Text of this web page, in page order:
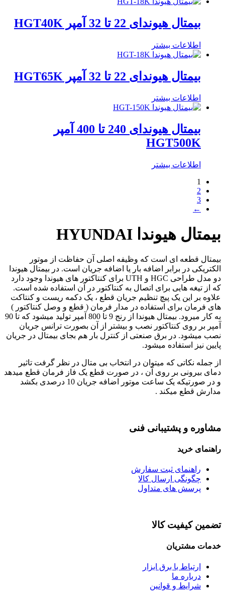
بیمتال هیوندای 22 تا 32 آمپر HGT40K
اطلاعات بیشتر
بیمتال هیوندای 22 تا 32 آمپر HGT65K
اطلاعات بیشتر
بیمتال هیوندای 240 تا 400 آمپر
HGT500K
اطلاعات بیشتر
1
2
3
←
بیمتال هیوندا HYUNDAI
بیمتال قطعه ای است که وظیفه اصلی آن حفاظت از موتور
الکتریکی در برابر اضافه بار یا اضافه جریان است. در بیمتال هیوندا
دو مدل طراحی HGC و UTH برای کنتاکتور های هیوندا وجود دارد
که از تیغه هایی برای اتصال به کنتاکتور در آن استفاده شده است.
علاوه بر این یک پیچ تنظیم جریان قطع ، یک دکمه ریست و کنتاکت
های فرمان برای استفاده در مدار فرمان ( قطع و وصل کنتاکتور )
به کار میرود. بیمتال هیوندا از رنج 9 تا 800 آمپر تولید میشود که تا 90
آمپر بر روی کنتاکتور نصب و بیشتر از آن بصورت ترانس جریان
نصب میشود. در برق صنعتی از کنترل بار هم بجای بیمتال در جریان
پایین نیز استفاده میشود.
از جمله نکاتی که میتوان در انتخاب بی متال در نظر گرفت تاثیر
دمای بیرونی بر روی آن ، در صورت قطع یک فاز فرمان قطع میدهد
و در صورتیکه یک ساعت موتور اضافه جریان 10 درصدی بکشد
مدارش قطع میکند .
مشاوره و پشتیبانی فنی
راهنمای خرید
راهنمای ثبت سفارش
چگونگی ارسال کالا
پرسش های متداول
تضمین کیفیت کالا
خدمات مشتریان
ارتباط با برق ابزار
درباره ما
شرایط و قوانین